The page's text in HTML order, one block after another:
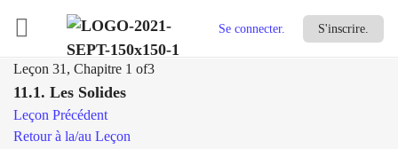
Se connecter. S'inscrire.
Leçon 31, Chapitre 1 of3
11.1. Les Solides
Leçon Précédent
Retour à la/au Leçon